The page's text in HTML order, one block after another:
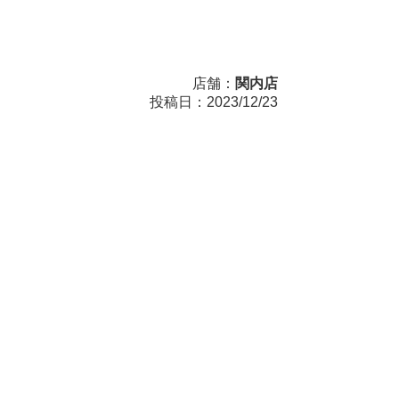
店舗： 関内店
投稿日：2023/12/23